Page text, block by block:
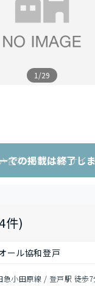
1/29
合わせ（外部サイ
での掲載は終了し
件)
ール協和登戸
急小田原線 / 登戸駅 徒歩7